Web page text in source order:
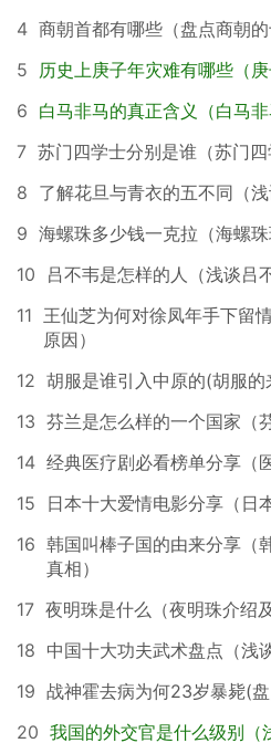
4 商朝首都有哪些（盘点商朝的
5
历史上庚子年灾难有哪些（庚
6 白马非马的真正含义（白马非
7 苏门四学士分别是谁（苏门四
8 了解花旦与青衣的五不同（浅
9 海螺珠多少钱一克拉（海螺珠
10
吕不韦是怎样的人（浅谈吕
11 王仙芝为何对徐凤年手下留
原因）
12 胡服是谁引入中原的(胡服的
13 芬兰是怎么样的一个国家（
14 经典医疗剧必看榜单分享（
15
日本十大爱情电影分享（日
16 韩国叫棒子国的由来分享（
真相）
17 夜明珠是什么（夜明珠介绍
18 中国十大功夫武术盘点（浅
19 战神霍去病为何23岁暴毙(盘
20 我国的外交官是什么级别（